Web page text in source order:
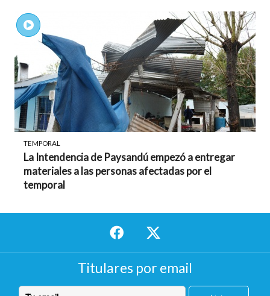
TEMPORAL
La Intendencia de Paysandú empezó a entregar
materiales a las personas afectadas por el
temporal
Titulares por email